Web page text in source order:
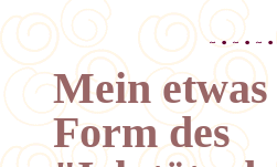
Mein etwas
Form des